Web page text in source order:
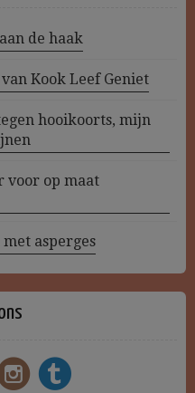
de haak
Kook Leef Geniet
hooikoorts, mijn
voor op maat
asperges